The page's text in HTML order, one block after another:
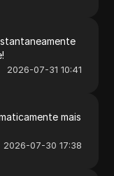
2026-07-31 10:41
mais
2026-07-30 17:38